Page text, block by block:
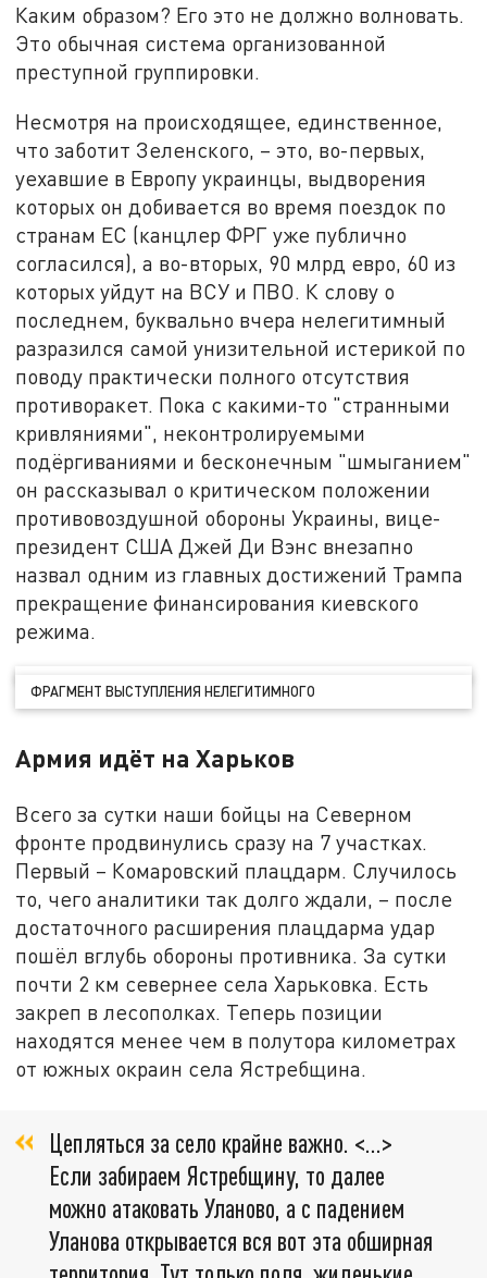
Каким образом? Его это не должно волновать.
Это обычная система организованной
преступной группировки.
Несмотря на происходящее, единственное,
что заботит Зеленского, – это, во-первых,
уехавшие в Европу украинцы, выдворения
которых он добивается во время поездок по
странам ЕС (канцлер ФРГ уже публично
согласился), а во-вторых, 90 млрд евро, 60 из
которых уйдут на ВСУ и ПВО. К слову о
последнем, буквально вчера нелегитимный
разразился самой унизительной истерикой по
поводу практически полного отсутствия
противоракет. Пока с какими-то "странными
кривляниями", неконтролируемыми
подёргиваниями и бесконечным "шмыганием"
он рассказывал о критическом положении
противовоздушной обороны Украины, вице-
президент США Джей Ди Вэнс внезапно
назвал одним из главных достижений Трампа
прекращение финансирования киевского
режима.
ФРАГМЕНТ ВЫСТУПЛЕНИЯ НЕЛЕГИТИМНОГО
Армия идёт на Харьков
Всего за сутки наши бойцы на Северном
фронте продвинулись сразу на 7 участках.
Первый – Комаровский плацдарм. Случилось
то, чего аналитики так долго ждали, – после
достаточного расширения плацдарма удар
пошёл вглубь обороны противника. За сутки
почти 2 км севернее села Харьковка. Есть
закреп в лесополках. Теперь позиции
находятся менее чем в полутора километрах
от южных окраин села Ястребщина.
Цепляться за село крайне важно. <…>
Если забираем Ястребщину, то далее
можно атаковать Уланово, а с падением
Уланова открывается вся вот эта обширная